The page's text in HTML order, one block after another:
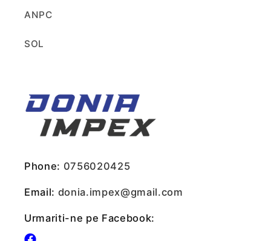
ANPC
SOL
Phone: 0756020425
Email: donia.impex@gmail.com
Urmariti-ne pe Facebook: